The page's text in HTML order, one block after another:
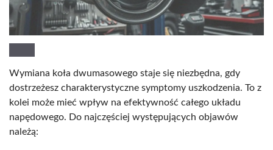
Wymiana koła dwumasowego staje się niezbędna, gdy
dostrzeżesz charakterystyczne symptomy uszkodzenia. To z
kolei może mieć wpływ na efektywność całego układu
napędowego. Do najczęściej występujących objawów
należą: